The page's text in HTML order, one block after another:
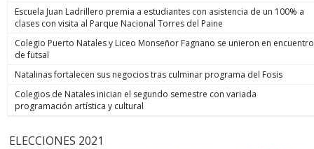
Escuela Juan Ladrillero premia a estudiantes con asistencia de un 100% a
clases con visita al Parque Nacional Torres del Paine
Colegio Puerto Natales y Liceo Monseñor Fagnano se unieron en encuentro
de futsal
Natalinas fortalecen sus negocios tras culminar programa del Fosis
Colegios de Natales inician el segundo semestre con variada
programación artística y cultural
ELECCIONES 2021